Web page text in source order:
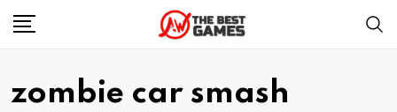
Skip
zombie car smash